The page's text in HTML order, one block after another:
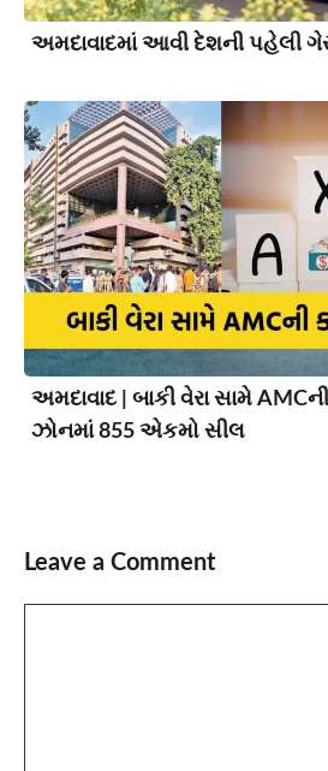
અમદાવાદમાં આવી દેશની પહેલી
અમદાવાદ | બાકી વેરા સામે AMCની
ઝોનમાં 855 એકમો સીલ
Leave a Comment